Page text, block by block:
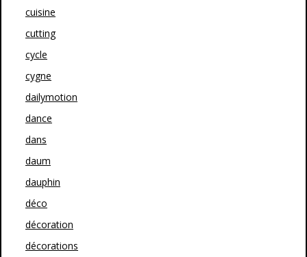
cuisine
cutting
cycle
cygne
dailymotion
dance
dans
daum
dauphin
déco
décoration
décorations